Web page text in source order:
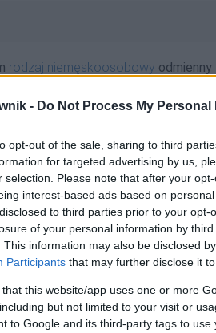
- Do Not Process My Personal
opt-out of the sale, sharing to third
for targeted advertising by us,
selection. Please note that after your
interest-based ads based on
to third parties prior to your
of your personal information by
This information may also be disclosed
Participants that may further disclose it
that this website/app uses one or more
but not limited to your visit or
to Google and its third-party tags to
rodzaj niemęskoosobowy odmienny
Bartołtom Wielkim; Bartołt